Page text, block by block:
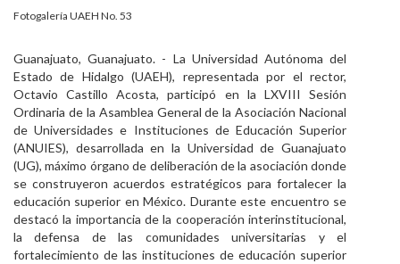
Aspirantes
Personal
Alumni
Visitantes
Fotogalería UAEH No. 53
Guanajuato, Guanajuato. - La Universidad Autónoma del
Estado de Hidalgo (UAEH), representada por el rector,
Octavio Castillo Acosta, participó en la LXVIII Sesión
Ordinaria de la Asamblea General de la Asociación Nacional
de Universidades e Instituciones de Educación Superior
(ANUIES), desarrollada en la Universidad de Guanajuato
(UG), máximo órgano de deliberación de la asociación donde
se construyeron acuerdos estratégicos para fortalecer la
educación superior en México. Durante este encuentro se
destacó la importancia de la cooperación interinstitucional,
la defensa de las comunidades universitarias y el
fortalecimiento de las instituciones de educación superior